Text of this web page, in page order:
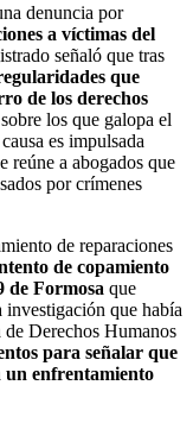
denuncia por
a víctimas del
señaló que tras
que
de los derechos
los que galopa el
es impulsada
reúne a abogados que
por crímenes
de reparaciones
de copamiento
de Formosa que
que había
de Derechos Humanos
para señalar que
un enfrentamiento